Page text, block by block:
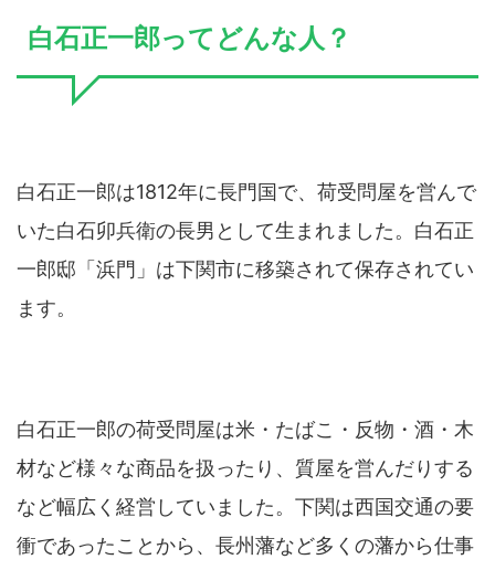
白石正一郎ってどんな人？
白石正一郎は1812年に長門国で、荷受問屋を営んで
いた白石卯兵衛の長男として生まれました。白石正
一郎邸「浜門」は下関市に移築されて保存されてい
ます。
白石正一郎の荷受問屋は米・たばこ・反物・酒・木
材など様々な商品を扱ったり、質屋を営んだりする
など幅広く経営していました。下関は西国交通の要
衝であったことから、長州藩など多くの藩から仕事